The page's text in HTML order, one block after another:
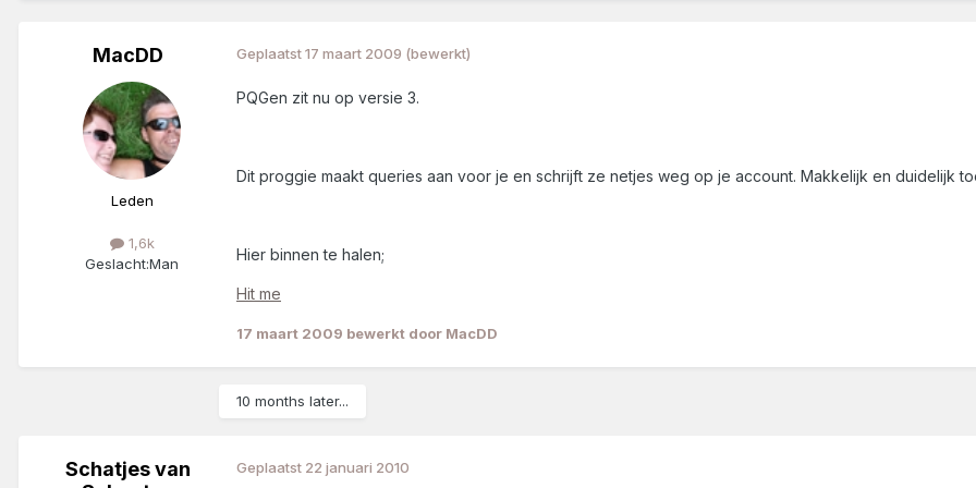
MacDD
Leden
1,6k
Geslacht:Man
Geplaatst17 maart 2009 (bewerkt)
PQGen zit nu op versie 3.
Dit proggie maakt queries aan voor je en schrijft ze netjes weg op je account. Makkelijk en duidelijk
Hier binnen te halen;
Hit me
17 maart 2009 bewerkt door MacDD
10 months later...
Schatjes van
Geplaatst 22 januari 2010